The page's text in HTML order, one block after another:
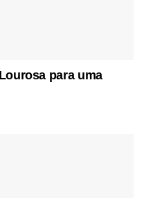
para uma